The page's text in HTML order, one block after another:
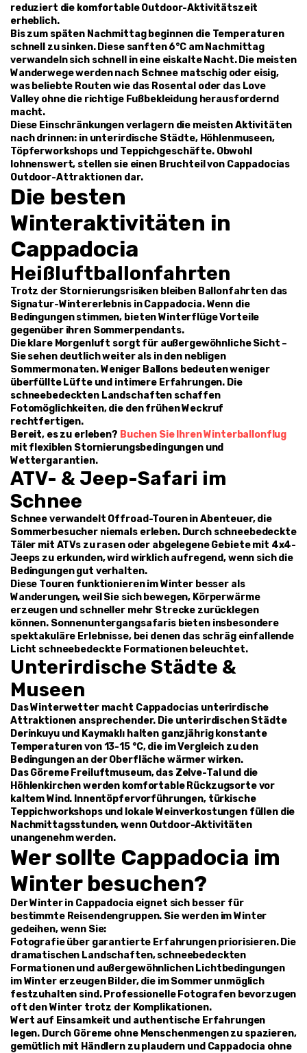
reduziert die komfortable Outdoor-Aktivitätszeit
erheblich.
Bis zum späten Nachmittag beginnen die Temperaturen
schnell zu sinken. Diese sanften 6°C am Nachmittag
verwandeln sich schnell in eine eiskalte Nacht. Die meisten
Wanderwege werden nach Schnee matschig oder eisig,
was beliebte Routen wie das Rosental oder das Love
Valley ohne die richtige Fußbekleidung herausfordernd
macht.
Diese Einschränkungen verlagern die meisten Aktivitäten
nach drinnen: in unterirdische Städte, Höhlenmuseen,
Töpferworkshops und Teppichgeschäfte. Obwohl
lohnenswert, stellen sie einen Bruchteil von Cappadocias
Outdoor-Attraktionen dar.
Die besten
Winteraktivitäten in
Cappadocia
Heißluftballonfahrten
Trotz der Stornierungsrisiken bleiben Ballonfahrten das
Signatur-Wintererlebnis in Cappadocia. Wenn die
Bedingungen stimmen, bieten Winterflüge Vorteile
gegenüber ihren Sommerpendants.
Die klare Morgenluft sorgt für außergewöhnliche Sicht –
Sie sehen deutlich weiter als in den nebligen
Sommermonaten. Weniger Ballons bedeuten weniger
überfüllte Lüfte und intimere Erfahrungen. Die
schneebedeckten Landschaften schaffen
Fotomöglichkeiten, die den frühen Weckruf
rechtfertigen.
Bereit, es zu erleben? Buchen Sie Ihren Winterballonflug
mit flexiblen Stornierungsbedingungen und
Wettergarantien.
ATV- & Jeep-Safari im
Schnee
Schnee verwandelt Offroad-Touren in Abenteuer, die
Sommerbesucher niemals erleben. Durch schneebedeckte
Täler mit ATVs zu rasen oder abgelegene Gebiete mit 4x4-
Jeeps zu erkunden, wird wirklich aufregend, wenn sich die
Bedingungen gut verhalten.
Diese Touren funktionieren im Winter besser als
Wanderungen, weil Sie sich bewegen, Körperwärme
erzeugen und schneller mehr Strecke zurücklegen
können. Sonnenuntergangsafaris bieten insbesondere
spektakuläre Erlebnisse, bei denen das schräg einfallende
Licht schneebedeckte Formationen beleuchtet.
Unterirdische Städte &
Museen
Das Winterwetter macht Cappadocias unterirdische
Attraktionen ansprechender. Die unterirdischen Städte
Derinkuyu und Kaymaklı halten ganzjährig konstante
Temperaturen von 13-15 °C, die im Vergleich zu den
Bedingungen an der Oberfläche wärmer wirken.
Das Göreme Freiluftmuseum, das Zelve-Tal und die
Höhlenkirchen werden komfortable Rückzugsorte vor
kaltem Wind. Innentöpfervorführungen, türkische
Teppichworkshops und lokale Weinverkostungen füllen die
Nachmittagsstunden, wenn Outdoor-Aktivitäten
unangenehm werden.
Wer sollte Cappadocia im
Winter besuchen?
Der Winter in Cappadocia eignet sich besser für
bestimmte Reisendengruppen. Sie werden im Winter
gedeihen, wenn Sie:
Fotografie über garantierte Erfahrungen priorisieren. Die
dramatischen Landschaften, schneebedeckten
Formationen und außergewöhnlichen Lichtbedingungen
im Winter erzeugen Bilder, die im Sommer unmöglich
festzuhalten sind. Professionelle Fotografen bevorzugen
oft den Winter trotz der Komplikationen.
Wert auf Einsamkeit und authentische Erfahrungen
legen. Durch Göreme ohne Menschenmengen zu spazieren,
gemütlich mit Händlern zu plaudern und Cappadocia ohne